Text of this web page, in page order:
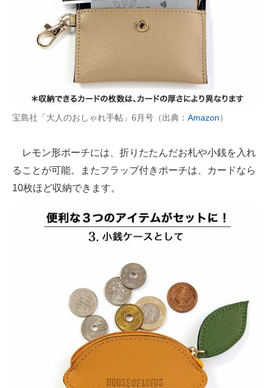
宝島社「大人のおしゃれ手帖」6月号（出典： Amazon）
レモン形ポーチには、折りたたんだお札や小銭を入れ
ることが可能。またフラップ付きポーチは、カードなら
10枚ほど収納できます。